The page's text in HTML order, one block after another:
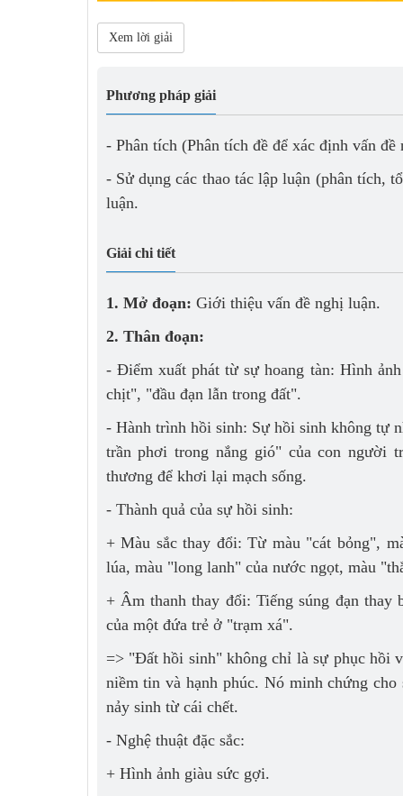
Xem lời giải
Phương pháp giải
- Phân tích (Phân tích đề để xác định vấn
- Sử dụng các thao tác lập luận (phân tích,
luận.
Giải chi tiết
1. Mở đoạn: Giới thiệu vấn đề nghị luận.
2. Thân đoạn:
- Điểm xuất phát từ sự hoang tàn: Hình
chịt", "đầu đạn lẫn trong đất".
- Hành trình hồi sinh: Sự hồi sinh không tự
trần phơi trong nắng gió" của con người
thương để khơi lại mạch sống.
- Thành quả của sự hồi sinh:
+ Màu sắc thay đổi: Từ màu "cát bỏng",
lúa, màu "long lanh" của nước ngọt, màu
+ Âm thanh thay đổi: Tiếng súng đạn
của một đứa trẻ ở "trạm xá".
=> "Đất hồi sinh" không chỉ là sự phục hồi
niềm tin và hạnh phúc. Nó minh chứng
nảy sinh từ cái chết.
- Nghệ thuật đặc sắc:
+ Hình ảnh giàu sức gợi.